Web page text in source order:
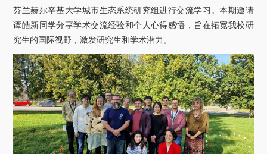
专项工作
信息公开
关于我们
选择身份
信息系统
芬兰赫尔辛基大学城市生态系统研究组进行交流学习。本期邀请
谭皓新同学分享学术交流经验和个人心得感悟，旨在拓宽我校研
究生的国际视野，激发研究生和学术潜力。